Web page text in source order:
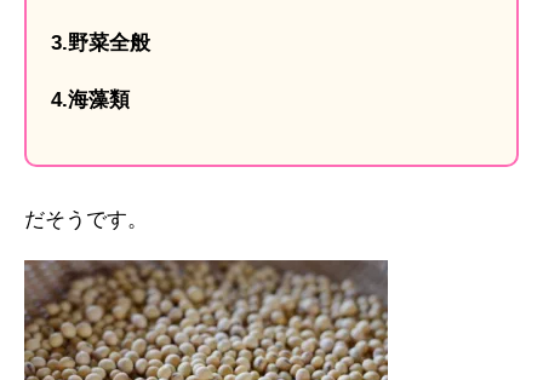
3.野菜全般
4.海藻類
だそうです。